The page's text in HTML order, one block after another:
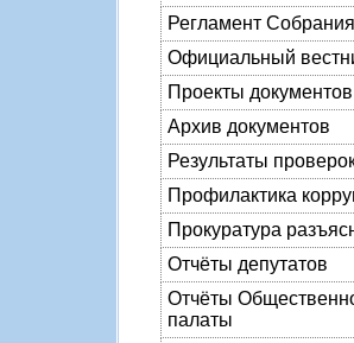
Регламент
Официальный
Проекты документов
Архив документов
Результаты
Профилактика
Прокуратура
Отчёты депутатов
Отчёты
палаты